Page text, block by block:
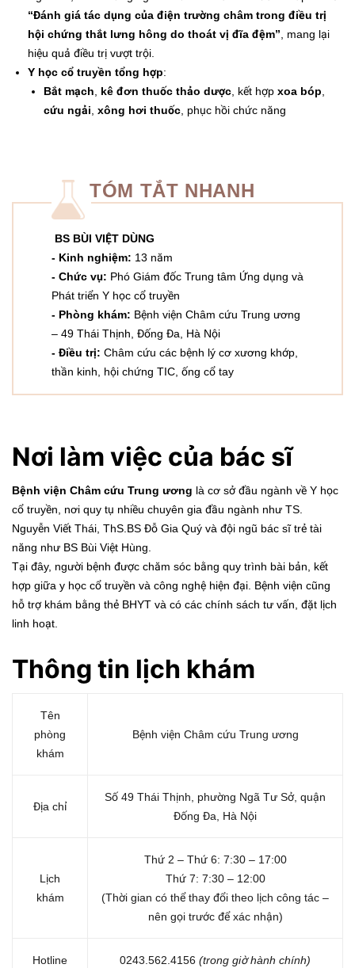
“Đánh giá tác dụng của điện trường châm trong điều trị
hội chứng thắt lưng hông do thoát vị đĩa đệm” , mang lại
hiệu quả điều trị vượt trội.
Y học cổ truyền tổng hợp:
Bắt mạch
kê đơn thuốc thảo dược , kết hợp xoa bóp
cứu ngải xông hơi thuốc , phục hồi chức năng
TÓM TẮT NHANH
BS BÙI VIỆT DÙNG
- Kinh nghiệm: 13 năm
- Chức vụ: Phó Giám đốc Trung tâm Ứng dụng và
Phát triển Y học cổ truyền
- Phòng khám: Bệnh viện Châm cứu Trung ương
– 49 Thái Thịnh, Đống Đa, Hà Nội
- Điều trị: Châm cứu các bệnh lý cơ xương khớp,
thần kinh, hội chứng TIC, ống cổ tay
Nơi làm việc của bác sĩ
Bệnh viện Châm cứu Trung ương là cơ sở đầu ngành về Y học
cổ truyền, nơi quy tụ nhiều chuyên gia đầu ngành như TS.
Nguyễn Viết Thái, ThS.BS Đỗ Gia Quý và đội ngũ bác sĩ trẻ tài
năng như BS Bùi Việt Hùng.
Tại đây, người bệnh được chăm sóc bằng quy trình bài bản, kết
hợp giữa y học cổ truyền và công nghệ hiện đại. Bệnh viện cũng
hỗ trợ khám bằng thẻ BHYT và có các chính sách tư vấn, đặt lịch
linh hoạt.
Thông tin lịch khám
Tên
phòng
khám
Bệnh viện Châm cứu Trung ương
Địa chỉ
Số 49 Thái Thịnh, phường Ngã Tư Sở, quận
Đống Đa, Hà Nội
Lịch
khám
Thứ 2 – Thứ 6: 7:30 – 17:00
Thứ 7: 7:30 – 12:00
(Thời gian có thể thay đổi theo lịch công tác –
nên gọi trước để xác nhận)
Hotline 0243.562.4156 (trong giờ hành chính)